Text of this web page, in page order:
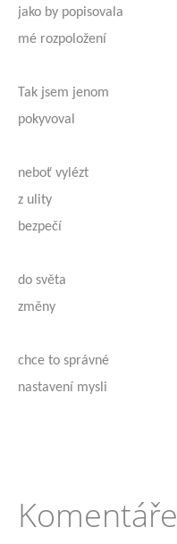
jako by popisovala
mé rozpoložení
Tak jsem jenom
pokyvoval
neboť vylézt
z ulity
bezpečí
do světa
změny
chce to správné
nastavení mysli
Komentáře